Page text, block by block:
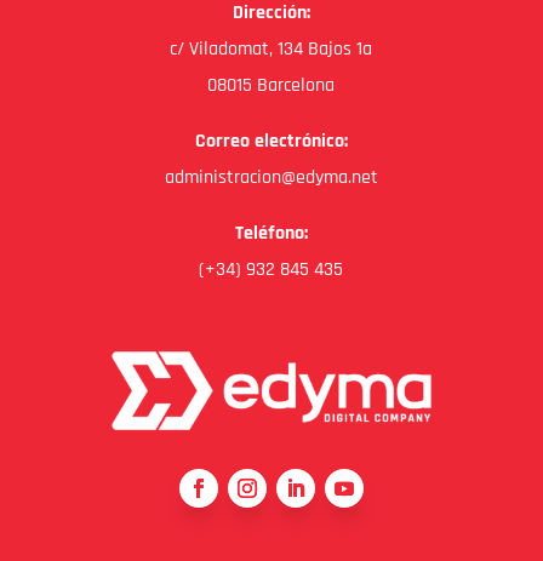
Dirección:
c/ Viladomat, 134 Bajos 1a
08015 Barcelona
Correo electrónico:
administracion@edyma.net
Teléfono:
(+34) 932 845 435